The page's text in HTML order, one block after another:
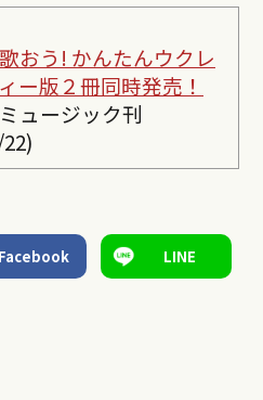
おう! かんたんウクレ
ー版２冊同時発売！
ュージック刊
Facebook LINE